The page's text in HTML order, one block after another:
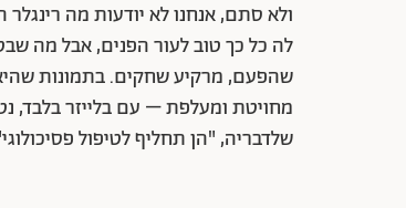
ולא סתם, אנחנו לא יודעות מה
שהפעם, מרקיע שחקים. בתמונות
מחויטת ומעלפת – עם בלייזר בלבד,
שלדבריה, "הן תחליף לטיפול